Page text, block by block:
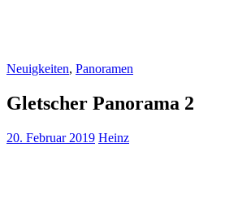
Neuigkeiten, Panoramen
Gletscher Panorama 2
20. Februar 2019 Heinz